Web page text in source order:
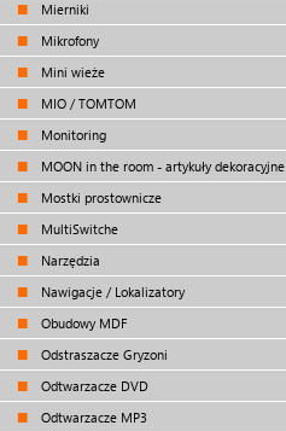
Mierniki
Mikrofony
Mini wieże
MIO / TOMTOM
Monitoring
MOON in the room - artykuły dekoracyjne
Mostki prostownicze
MultiSwitche
Narzędzia
Nawigacje / Lokalizatory
Obudowy MDF
Odstraszacze Gryzoni
Odtwarzacze DVD
Odtwarzacze MP3